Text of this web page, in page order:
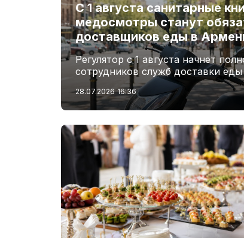
С 1 августа санитарные
медосмотры станут
доставщиков еды в
Регулятор с 1 августа начнет
сотрудников служб доставки еды
28.07.2026 16:36